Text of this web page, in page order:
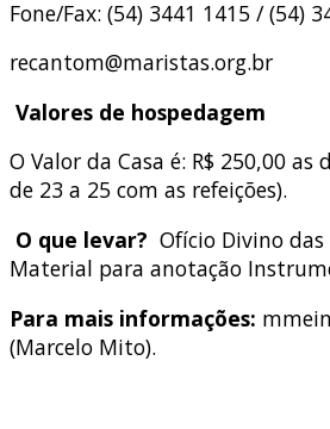
Fone/Fax: (54) 3441 1415 / (54)
recantom@maristas.org.br
Valores de hospedagem
O Valor da Casa é: R$ 250,00
de 23 a 25 com as refeições).
O que levar? Ofício Divino
Material para anotação
Para mais informações:
(Marcelo Mito).